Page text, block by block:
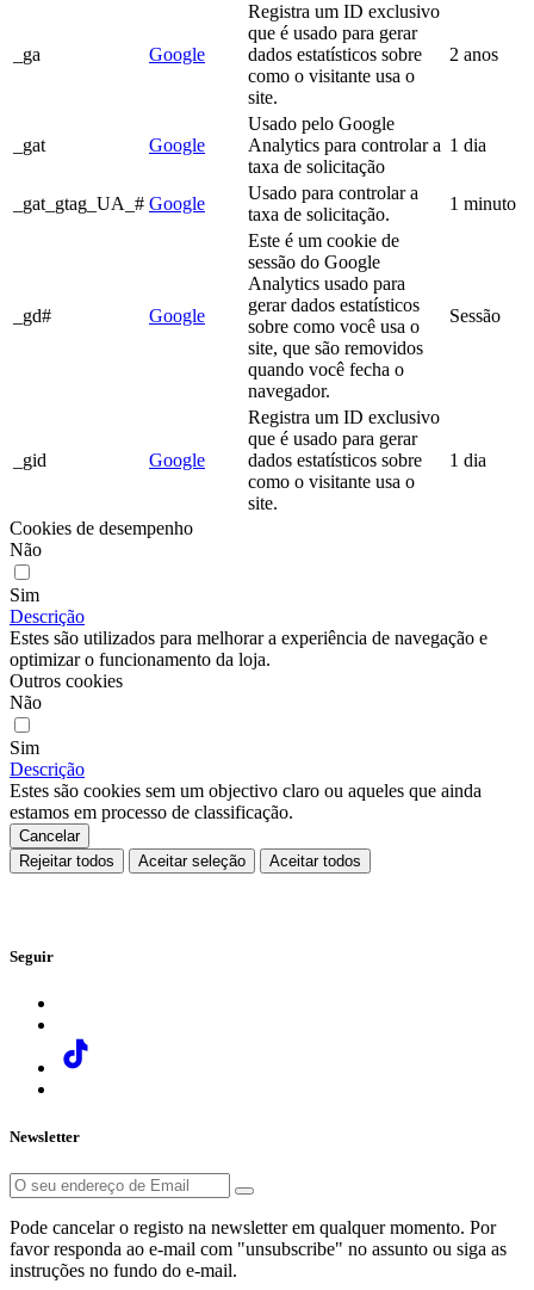
_ga Google
Registra um ID exclusivo
que é usado para gerar
dados estatísticos sobre
como o visitante usa o
site.
2 anos
_gat Google
Usado pelo Google
Analytics para controlar a
taxa de solicitação
1 dia
_gat_gtag_UA_# Google
Usado para controlar a
taxa de solicitação.
1 minuto
_gd# Google
Este é um cookie de
sessão do Google
Analytics usado para
gerar dados estatísticos
sobre como você usa o
site, que são removidos
quando você fecha o
navegador.
Sessão
_gid Google
Registra um ID exclusivo
que é usado para gerar
dados estatísticos sobre
como o visitante usa o
site.
1 dia
Cookies de desempenho
Não
Sim
Descrição
Estes são utilizados para melhorar a experiência de navegação e
optimizar o funcionamento da loja.
Outros cookies
Não
Sim
Descrição
Estes são cookies sem um objectivo claro ou aqueles que ainda
estamos em processo de classificação.
Cancelar
Rejeitar todos
Aceitar seleção Aceitar todos
Seguir
Newsletter
Pode cancelar o registo na newsletter em qualquer momento. Por
favor responda ao e-mail com "unsubscribe" no assunto ou siga as
instruções no fundo do e-mail.